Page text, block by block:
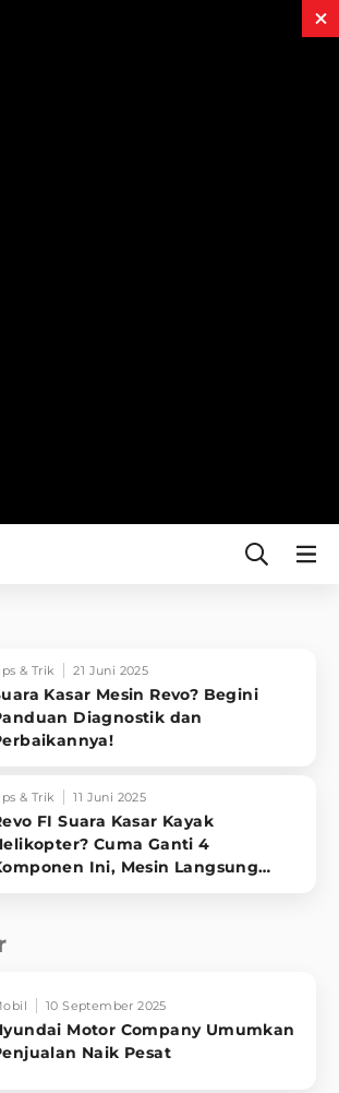
& Trik 21 Juni 2025
Kasar Mesin Revo? Begini
Diagnostik dan
& Trik 11 Juni 2025
FI Suara Kasar Kayak
Cuma Ganti 4
Ini, Mesin Langsung
10 September 2025
Motor Company Umumkan
Naik Pesat